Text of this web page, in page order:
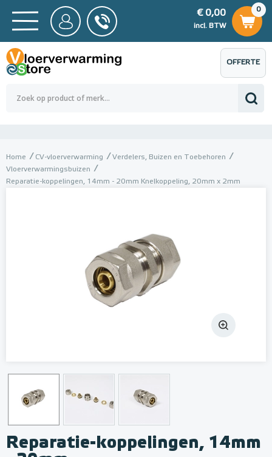
BTW
0,00
0
€ 0,00
incl. BTW
€ 0,00
OFFERTE
AANVRAGEN
Home CV-vloerverwarming
Verdelers, Buizen en Toebehoren
Vloerverwarmingsbuizen
Reparatie-koppelingen, 14mm - 20mm Knelkoppeling, 20mm x 2mm
Reparatie-koppelingen, 14mm